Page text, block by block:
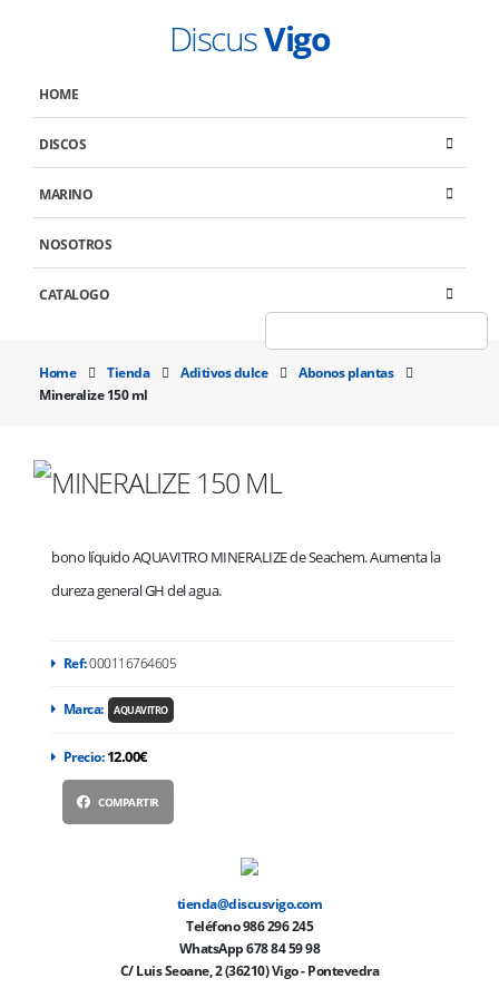
DiscusVigo
HOME
DISCOS
MARINO
NOSOTROS
CATALOGO
Home Tienda Aditivos dulce
Abonos plantas
Mineralize 150 ml
MINERALIZE 150 ML
bono líquido AQUAVITRO MINERALIZE de Seachem. Aumenta la
dureza general GH del agua.
Ref:000116764605
Marca: AQUAVITRO
Precio:12.00€
COMPARTIR
tienda@discusvigo.com
Teléfono 986 296 245
WhatsApp 678 84 59 98
C/ Luis Seoane, 2 (36210) Vigo - Pontevedra